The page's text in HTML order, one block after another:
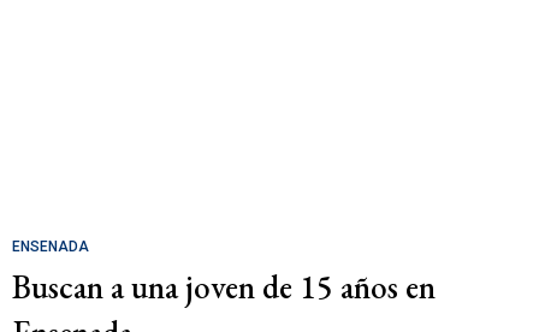
ENSENADA
Buscan a una joven de 15 años en